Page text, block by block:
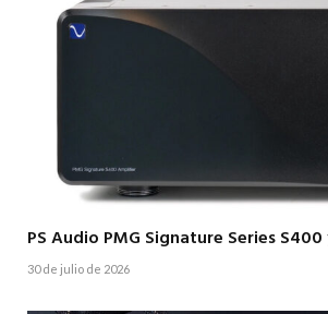
PS Audio PMG Signature Series S400
30 de julio de 2026